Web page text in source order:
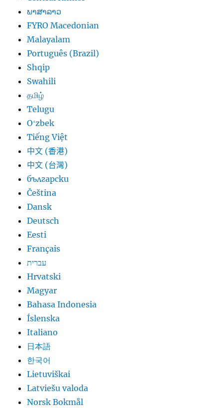
ພາສາລາວ
FYRO Macedonian
Malayalam
Português (Brazil)
Shqip
Swahili
தமிழ்
Telugu
Oʻzbek
Tiếng Việt
中文 (香港)
中文 (台灣)
български
Čeština
Dansk
Deutsch
Eesti
Français
עברית
Hrvatski
Magyar
Bahasa Indonesia
Íslenska
Italiano
日本語
한국어
Lietuviškai
Latviešu valoda
Norsk Bokmål